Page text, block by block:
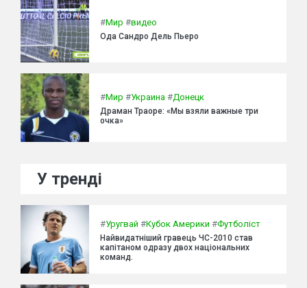
#Мир #видео
Ода Сандро Дель Пьеро
#Мир #Украина #Донецк
Драман Траоре: «Мы взяли важные три
очка»
У тренді
#Уругвай #Кубок Америки #Футболіст
Найвидатніший гравець ЧС-2010 став
капітаном одразу двох національних
команд.